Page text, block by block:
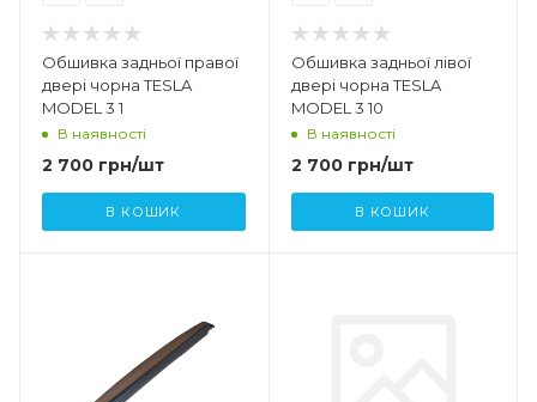
Обшивка задньої правої
двері чорна TESLA
MODEL 3 1
В наявності
2 700 грн/шт
В КОШИК
Обшивка задньої лівої
двері чорна TESLA
MODEL 3 10
В наявності
2 700грн/шт
В КОШИК